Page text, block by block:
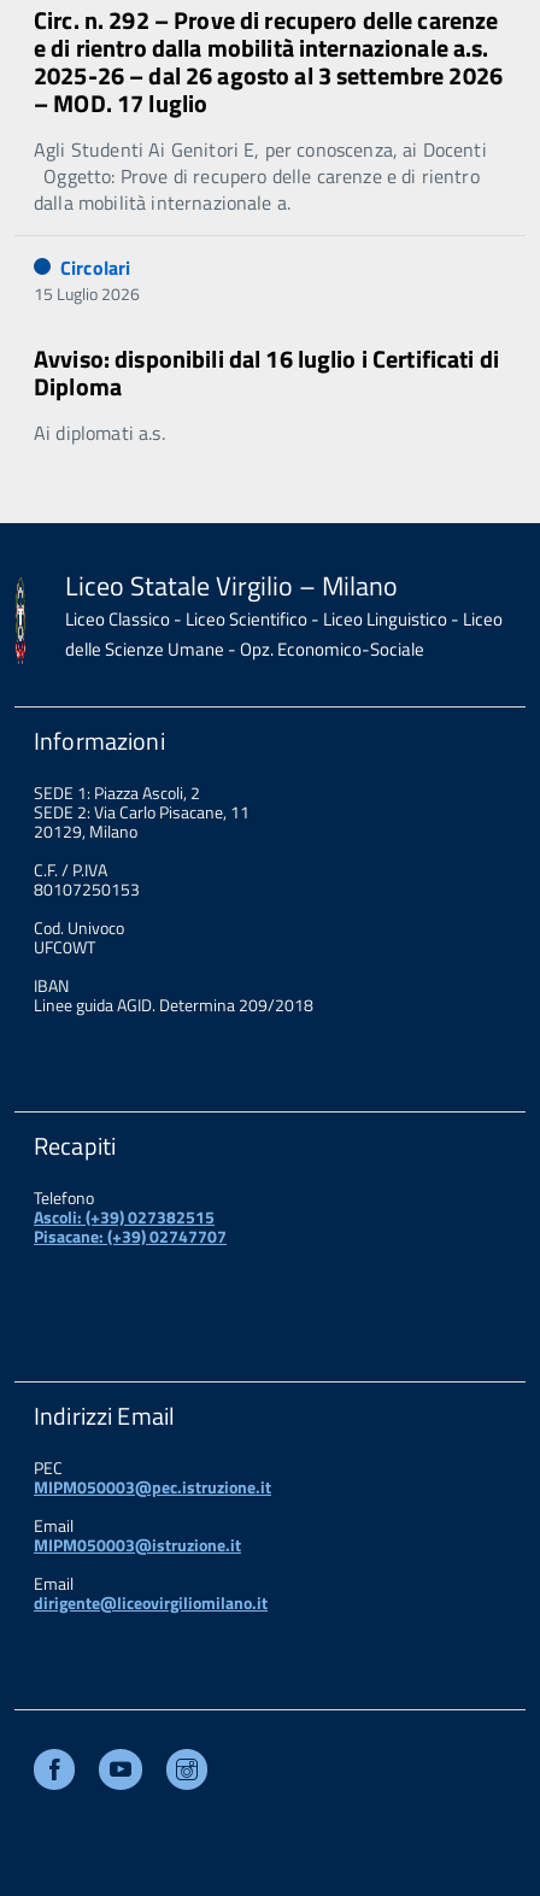
Circ. n. 292 – Prove di recupero delle carenze
e di rientro dalla mobilità internazionale a.s.
2025-26 – dal 26 agosto al 3 settembre 2026
– MOD. 17 luglio
Agli Studenti Ai Genitori E, per conoscenza, ai Docenti
Oggetto: Prove di recupero delle carenze e di rientro
dalla mobilità internazionale a.
Circolari
15 Luglio 2026
Avviso: disponibili dal 16 luglio i Certificati di
Diploma
Ai diplomati a.s.
Liceo Statale Virgilio – Milano
Liceo Classico - Liceo Scientifico - Liceo Linguistico - Liceo
delle Scienze Umane - Opz. Economico-Sociale
Informazioni
SEDE 1: Piazza Ascoli, 2
SEDE 2: Via Carlo Pisacane, 11
20129, Milano
C.F. / P.IVA
80107250153
Cod. Univoco
UFC0WT
IBAN
Linee guida AGID. Determina 209/2018
Recapiti
Telefono
Ascoli: (+39) 027382515
Pisacane: (+39) 02747707
Indirizzi Email
PEC
MIPM050003@pec.istruzione.it
Email
MIPM050003@istruzione.it
Email
dirigente@liceovirgiliomilano.it
Facebook Youtube